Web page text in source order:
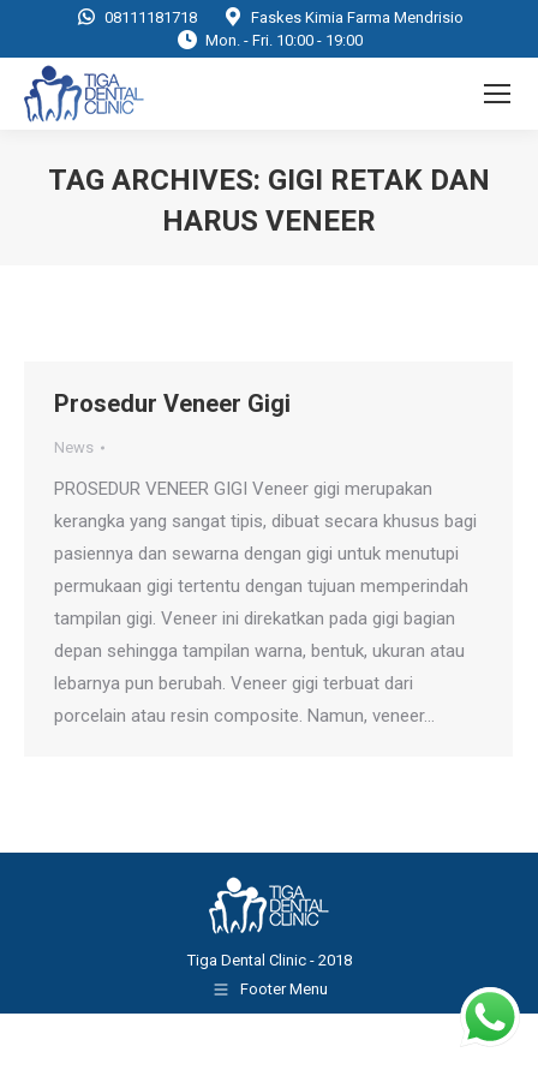
08111181718
Faskes Kimia Farma Mendrisio
Mon. - Fri. 10:00 - 19:00
TAG ARCHIVES: GIGI RETAK DAN
HARUS VENEER
Prosedur Veneer Gigi
News
PROSEDUR VENEER GIGI Veneer gigi merupakan
kerangka yang sangat tipis, dibuat secara khusus bagi
pasiennya dan sewarna dengan gigi untuk menutupi
permukaan gigi tertentu dengan tujuan memperindah
tampilan gigi. Veneer ini direkatkan pada gigi bagian
depan sehingga tampilan warna, bentuk, ukuran atau
lebarnya pun berubah. Veneer gigi terbuat dari
porcelain atau resin composite. Namun, veneer…
Tiga Dental Clinic - 2018
Footer Menu